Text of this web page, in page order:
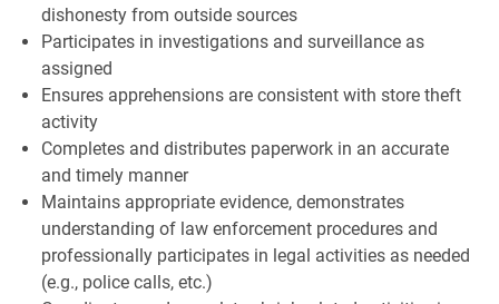
dishonesty from outside sources
Participates in investigations and surveillance as
assigned
Ensures apprehensions are consistent with store theft
activity
Completes and distributes paperwork in an accurate
and timely manner
Maintains appropriate evidence, demonstrates
understanding of law enforcement procedures and
professionally participates in legal activities as needed
(e.g., police calls, etc.)